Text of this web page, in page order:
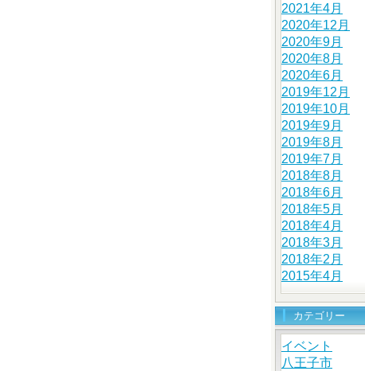
2021年4月
2020年12月
2020年9月
2020年8月
2020年6月
2019年12月
2019年10月
2019年9月
2019年8月
2019年7月
2018年8月
2018年6月
2018年5月
2018年4月
2018年3月
2018年2月
2015年4月
カテゴリー
イベント
八王子市